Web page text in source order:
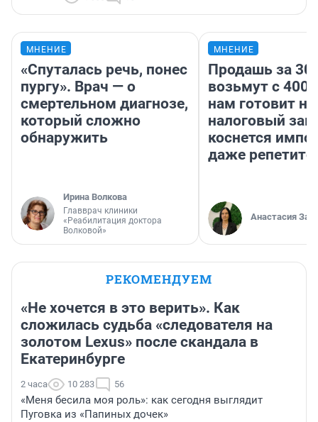
МНЕНИЕ
«Спуталась речь, понес
пургу». Врач — о
смертельном диагнозе,
который сложно
обнаружить
Ирина Волкова
Главврач клиники
«Реабилитация доктора
Волковой»
МНЕНИЕ
Продашь за
возьмут с
нам готовит
налоговый
коснется
даже
Анастасия
РЕКОМЕНДУЕМ
«Не хочется в это верить». Как
сложилась судьба «следователя на
золотом Lexus» после скандала в
Екатеринбурге
2 часа 10 283 56
«Меня бесила моя роль»: как сегодня выглядит
Пуговка из «Папиных дочек»